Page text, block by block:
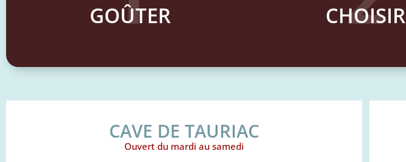
GOÛTER CHOISIR
CAVE DE TAURIAC
Ouvert du mardi au samedi